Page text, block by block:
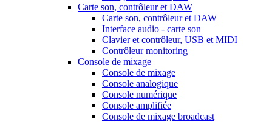
Carte son, contrôleur et DAW
Carte son, contrôleur et DAW
Interface audio - carte son
Clavier et contrôleur, USB et MIDI
Contrôleur monitoring
Console de mixage
Console de mixage
Console analogique
Console numérique
Console amplifiée
Console de mixage broadcast